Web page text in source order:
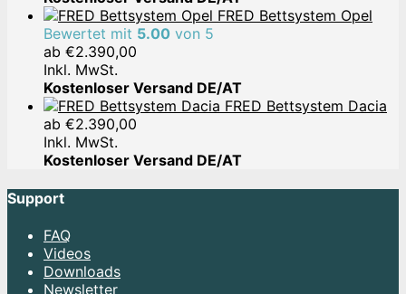
FRED Bettsystem Opel
Bewertet mit 5.00 von 5
ab €2.390,00
Inkl. MwSt.
Kostenloser Versand DE/AT
FRED Bettsystem Dacia
ab €2.390,00
Inkl. MwSt.
Kostenloser Versand DE/AT
Support
FAQ
Videos
Downloads
Newsletter